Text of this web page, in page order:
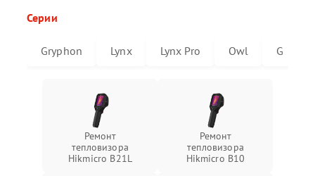
Серии
Gryphon Lynx Lynx Pro Owl G
Ремонт
тепловизора
Hikmicro B21L
Ремонт
тепловизора
Hikmicro B10